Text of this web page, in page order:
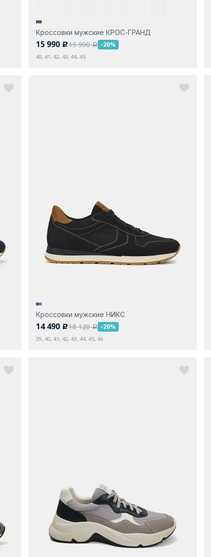
Кроссовки мужские КРОС-ГРАНД
15 990 c19 990a -20%
40, 41, 42, 43, 44, 45
Кроссовки мужские НИКС
14 490 c18 120a -20%
39, 40, 41, 42, 43, 44, 45, 46